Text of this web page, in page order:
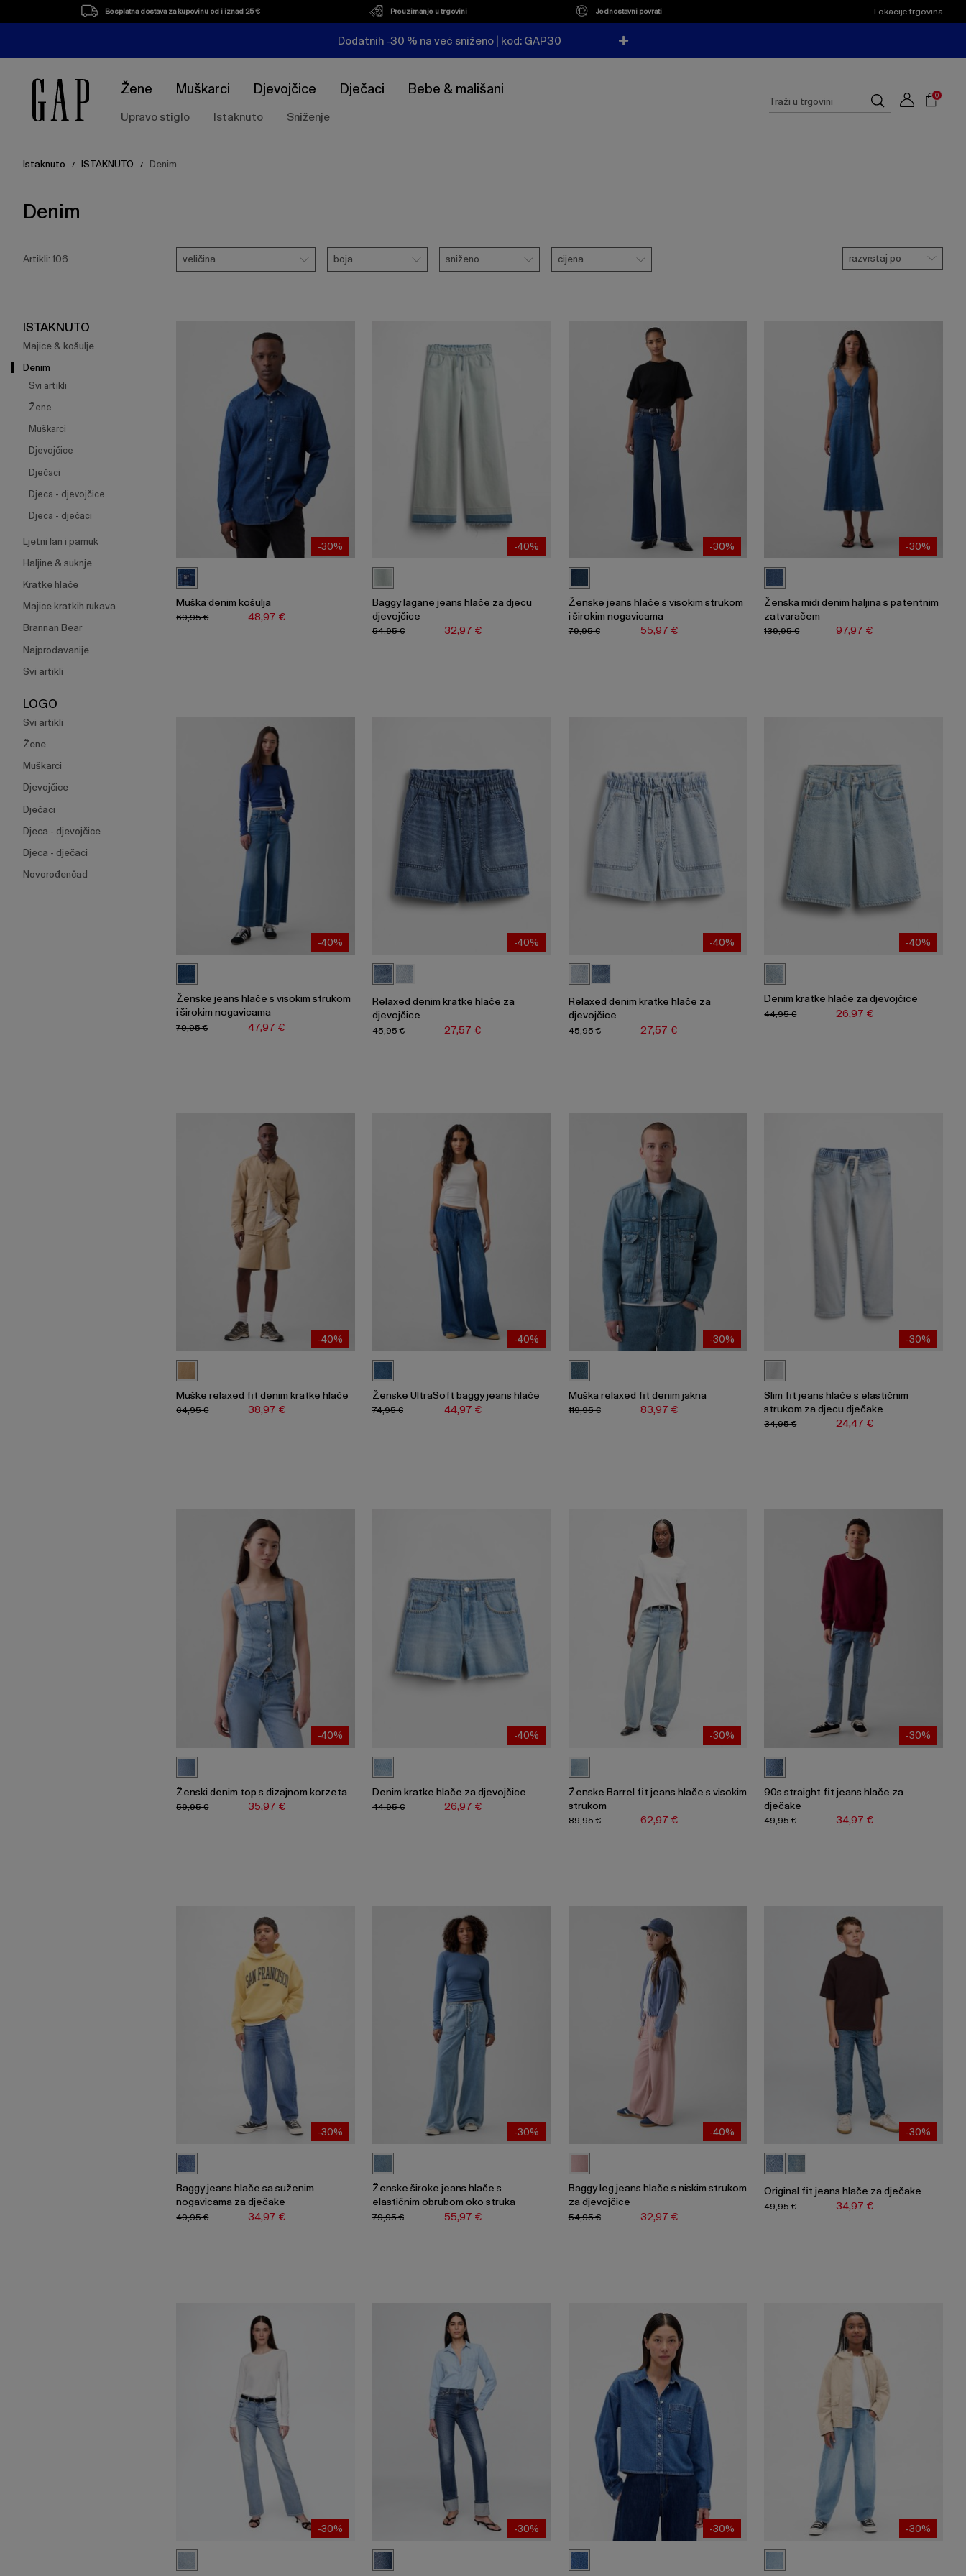
Besplatna dostava za kupovinu od i iznad 25 € Preuzimanje u trgovini Jednostavni povrati Lokacije trgovina
Dodatnih -30 % na već sniženo | kod: GAP30
Žene Muškarci Djevojčice Dječaci Bebe & mališani
Upravo stiglo Istaknuto Sniženje
Suggested
site
content
Traži
u
0
Istaknuto / ISTAKNUTO / Denim
Denim
tipku
širenje
izbornika.
Artikli: 106
Veličina
veličina
Boja
boja
Sniženo
sniženo
Cijena
cijena razvrstaj po
ISTAKNUTO
Majice & košulje
Denim
Svi artikli
Žene
Muškarci
Djevojčice
Dječaci
Djeca - djevojčice
Djeca - dječaci
Ljetni lan i pamuk
Haljine & suknje
Kratke hlače
Majice kratkih rukava
Brannan Bear
Najprodavanije
Svi artikli
LOGO
Svi artikli
Žene
Muškarci
Djevojčice
Dječaci
Djeca - djevojčice
Djeca - dječaci
Novorođenčad
Popis
proizvoda
-30%
Muška denim košulja
48,97 €
69,95 €
-40%
Baggy lagane jeans hlače za djecu
djevojčice
32,97 €
54,95 €
-30%
Ženske jeans hlače s visokim strukom
i širokim nogavicama
55,97 €
79,95 €
-30%
Ženska midi denim haljina s patentnim
zatvaračem
97,97 €
139,95 €
-40%
Ženske jeans hlače s visokim strukom
i širokim nogavicama
47,97 €
79,95 €
-40%
Relaxed denim kratke hlače za
djevojčice
27,57 €
45,95 €
-40%
Relaxed denim kratke hlače za
djevojčice
27,57 €
45,95 €
-40%
Denim kratke hlače za djevojčice
26,97 €
44,95 €
-40%
Muške relaxed fit denim kratke hlače
38,97 €
64,95 €
-40%
Ženske UltraSoft baggy jeans hlače
44,97 €
74,95 €
-30%
Muška relaxed fit denim jakna
83,97 €
119,95 €
-30%
Slim fit jeans hlače s elastičnim
strukom za djecu dječake
24,47 €
34,95 €
-40%
Ženski denim top s dizajnom korzeta
35,97 €
59,95 €
-40%
Denim kratke hlače za djevojčice
26,97 €
44,95 €
-30%
Ženske Barrel fit jeans hlače s visokim
strukom
62,97 €
89,95 €
-30%
90s straight fit jeans hlače za
dječake
34,97 €
49,95 €
-30%
Baggy jeans hlače sa suženim
nogavicama za dječake
34,97 €
49,95 €
-30%
Ženske široke jeans hlače s
elastičnim obrubom oko struka
55,97 €
79,95 €
-40%
Baggy leg jeans hlače s niskim strukom
za djevojčice
32,97 €
54,95 €
-30%
Original fit jeans hlače za dječake
34,97 €
49,95 €
-30% -30% -30% -30%